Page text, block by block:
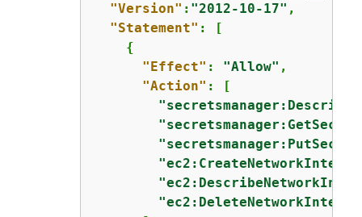
"Version" : "2012-10-17" ,
"Statement" : [
{
"Effect" : "Allow" ,
"Action" : [